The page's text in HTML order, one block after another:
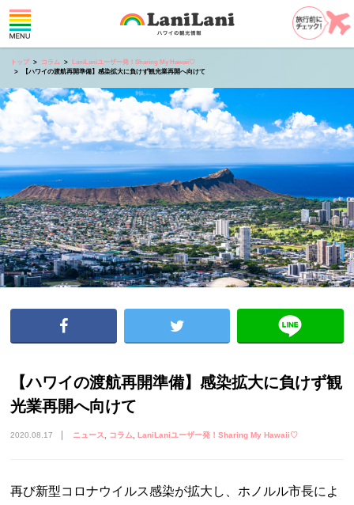
トップ コラム
LaniLaniユーザー発！Sharing My Hawaii♡
【ハワイの渡航再開準備】感染拡大に負けず観光業再開へ向けて
【ハワイの渡航再開準備】感染拡大に負けず観
光業再開へ向けて
2020.08.17 ニュース コラム LaniLaniユーザー発！Sharing My Hawaii♡
再び新型コロナウイルス感染が拡大し、ホノルル市長によ